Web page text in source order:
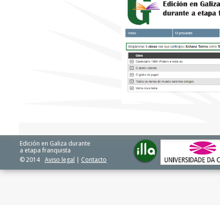
Edición en Galiza durante
a etapa franquista
© 2014 Aviso legal | Contacto